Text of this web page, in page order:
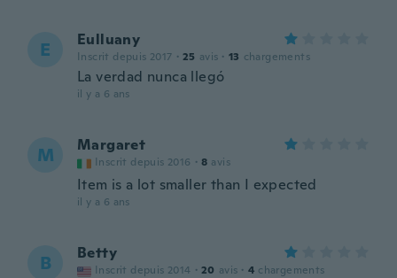
E Eulluany
Inscrit depuis 2017 · 25 avis · 13 chargements
La verdad nunca llegó
il y a 6 ans
M Margaret
Inscrit depuis 2016 · 8 avis
Item is a lot smaller than I expected
il y a 6 ans
B Betty
Inscrit depuis 2014 · 20 avis · 4 chargements